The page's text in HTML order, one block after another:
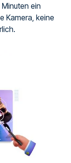
ein
Kamera, keine